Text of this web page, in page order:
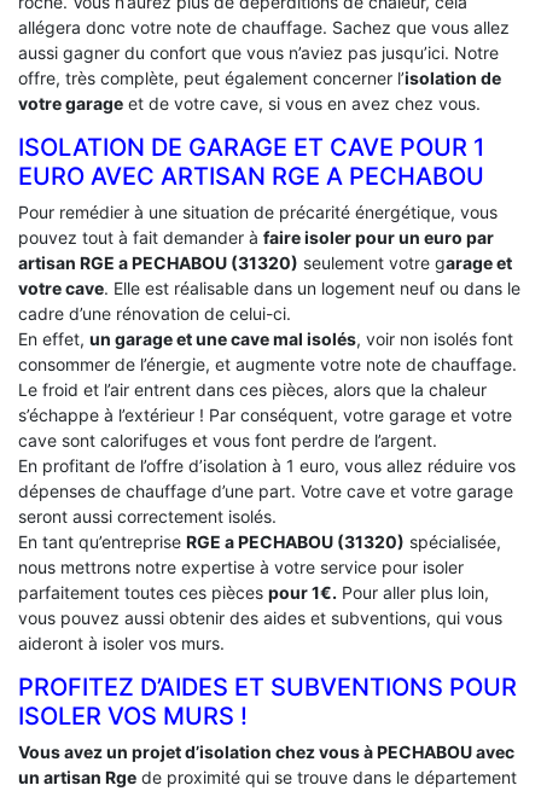
allégera donc votre note de chauffage. Sachez que vous allez
aussi gagner du confort que vous n’aviez pas jusqu’ici. Notre
offre, très complète, peut également concerner l’isolation de
votre garage et de votre cave, si vous en avez chez vous.
ISOLATION DE GARAGE ET CAVE POUR 1
EURO AVEC ARTISAN RGE A PECHABOU
Pour remédier à une situation de précarité énergétique, vous
pouvez tout à fait demander à faire isoler pour un euro par
artisan RGE a PECHABOU (31320) seulement votre garage et
votre cave. Elle est réalisable dans un logement neuf ou dans le
cadre d’une rénovation de celui-ci.
En effet, un garage et une cave mal isolés, voir non isolés font
consommer de l’énergie, et augmente votre note de chauffage.
Le froid et l’air entrent dans ces pièces, alors que la chaleur
s’échappe à l’extérieur ! Par conséquent, votre garage et votre
cave sont calorifuges et vous font perdre de l’argent.
En profitant de l’offre d’isolation à 1 euro, vous allez réduire vos
dépenses de chauffage d’une part. Votre cave et votre garage
seront aussi correctement isolés.
En tant qu’entreprise RGE a PECHABOU (31320) spécialisée,
nous mettrons notre expertise à votre service pour isoler
parfaitement toutes ces pièces pour 1€. Pour aller plus loin,
vous pouvez aussi obtenir des aides et subventions, qui vous
aideront à isoler vos murs.
PROFITEZ D’AIDES ET SUBVENTIONS POUR
ISOLER VOS MURS !
Vous avez un projet d’isolation chez vous à PECHABOU avec
un artisan Rge de proximité qui se trouve dans le département